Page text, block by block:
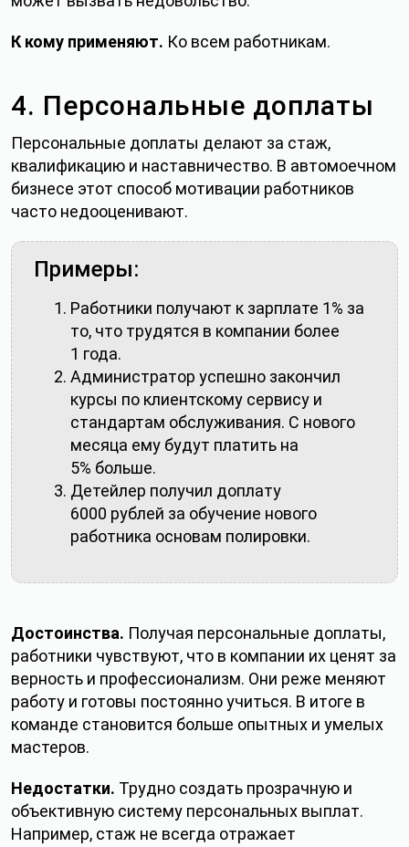
К кому применяют. Ко всем работникам.
4. Персональные доплаты
Персональные доплаты делают за стаж,
квалификацию и наставничество. В автомоечном
бизнесе этот способ мотивации работников
часто недооценивают.
Примеры:
Работники получают к зарплате 1% за
то, что трудятся в компании более
1 года.
Администратор успешно закончил
курсы по клиентскому сервису и
стандартам обслуживания. С нового
месяца ему будут платить на
5% больше.
Детейлер получил доплату
6000 рублей за обучение нового
работника основам полировки.
Достоинства. Получая персональные доплаты,
работники чувствуют, что в компании их ценят за
верность и профессионализм. Они реже меняют
работу и готовы постоянно учиться. В итоге в
команде становится больше опытных и умелых
мастеров.
Недостатки. Трудно создать прозрачную и
объективную систему персональных выплат.
Например, стаж не всегда отражает
ВХОД
Авторизуюсь позже